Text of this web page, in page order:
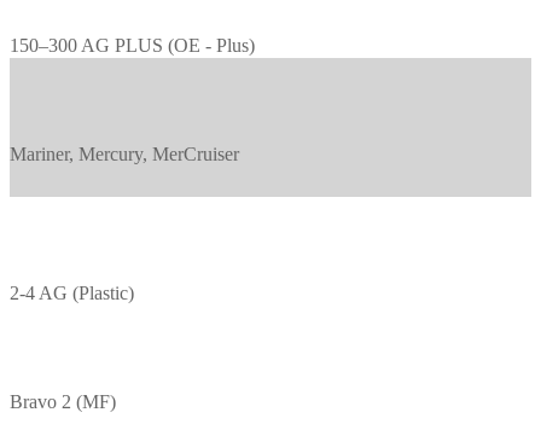
150–300 AG PLUS (OE - Plus)
Mariner, Mercury, MerCruiser
2-4 AG (Plastic)
Bravo 2 (MF)